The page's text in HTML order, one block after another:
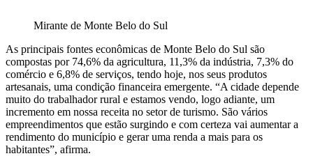
Mirante de Monte Belo do Sul
As principais fontes econômicas de Monte Belo do Sul são
compostas por 74,6% da agricultura, 11,3% da indústria, 7,3% do
comércio e 6,8% de serviços, tendo hoje, nos seus produtos
artesanais, uma condição financeira emergente. “A cidade depende
muito do trabalhador rural e estamos vendo, logo adiante, um
incremento em nossa receita no setor de turismo. São vários
empreendimentos que estão surgindo e com certeza vai aumentar a
rendimento do município e gerar uma renda a mais para os
habitantes”, afirma.